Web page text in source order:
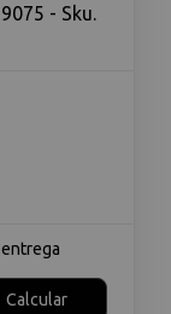
- Sku.
Calcular